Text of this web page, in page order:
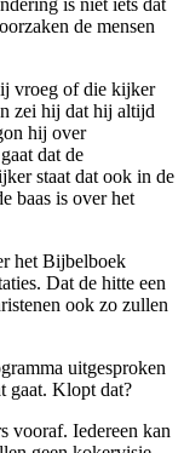
de mensen
vroeg of die kijker
zei hij dat hij altijd
hij over
dat de
staat dat ook in de
baas is over het
het Bijbelboek
Dat de hitte een
ook zo zullen
uitgesproken
gaat. Klopt dat?
vooraf. Iedereen kan